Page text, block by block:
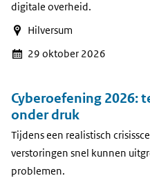
digitale overheid.
Hilversum
29 oktober 2026
Cyberoefening 2026:
onder druk
Tijdens een realistisch
verstoringen snel kunnen
problemen.